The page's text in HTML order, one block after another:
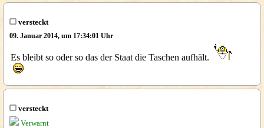
versteckt
09. Januar 2014, um 17:34:01 Uhr
Es bleibt so oder so das der Staat die Taschen aufhält.
versteckt
Verwarnt